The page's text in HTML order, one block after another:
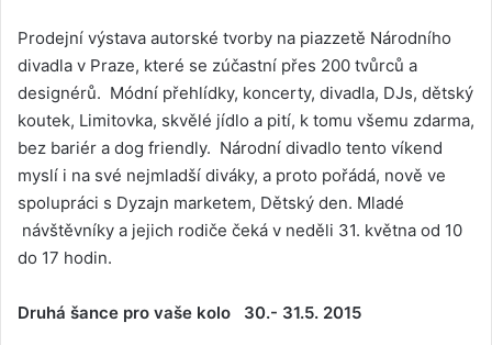
Prodejní výstava autorské tvorby na piazzetě Národního
divadla v Praze, které se zúčastní přes 200 tvůrců a
designérů. Módní přehlídky, koncerty, divadla, DJs, dětský
koutek, Limitovka, skvělé jídlo a pití, k tomu všemu zdarma,
bez bariér a dog friendly. Národní divadlo tento víkend
myslí i na své nejmladší diváky, a proto pořádá, nově ve
spolupráci s Dyzajn marketem, Dětský den. Mladé
návštěvníky a jejich rodiče čeká v neděli 31. května od 10
do 17 hodin.
Druhá šance pro vaše kolo 30.- 31.5. 2015